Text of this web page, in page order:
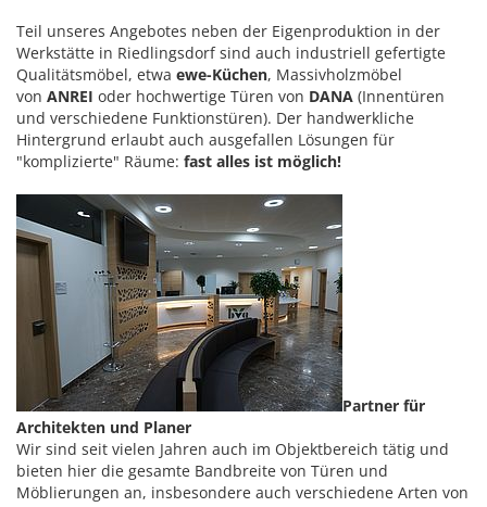
Teil unseres Angebotes neben der Eigenproduktion in der
Werkstätte in Riedlingsdorf sind auch industriell gefertigte
Qualitätsmöbel, etwa ewe-Küchen, Massivholzmöbel
von ANREI oder hochwertige Türen von DANA (Innentüren
und verschiedene Funktionstüren). Der handwerkliche
Hintergrund erlaubt auch ausgefallen Lösungen für
"komplizierte" Räume: fast alles ist möglich!
Partner für
Architekten und Planer
Wir sind seit vielen Jahren auch im Objektbereich tätig und
bieten hier die gesamte Bandbreite von Türen und
Möblierungen an, insbesondere auch verschiedene Arten von